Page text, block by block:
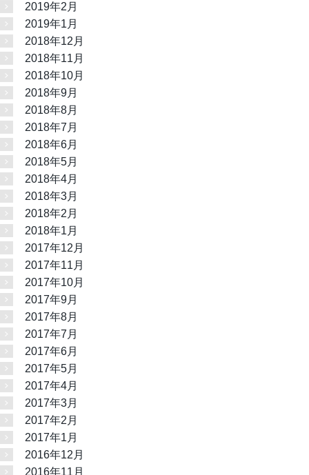
2019年2月
2019年1月
2018年12月
2018年11月
2018年10月
2018年9月
2018年8月
2018年7月
2018年6月
2018年5月
2018年4月
2018年3月
2018年2月
2018年1月
2017年12月
2017年11月
2017年10月
2017年9月
2017年8月
2017年7月
2017年6月
2017年5月
2017年4月
2017年3月
2017年2月
2017年1月
2016年12月
2016年11月